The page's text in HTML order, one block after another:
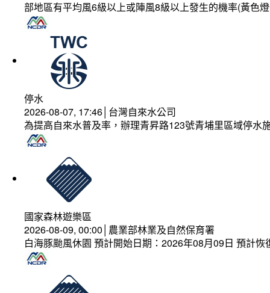
部地區有平均風6級以上或陣風8級以上發生的機率(黃色
停水
2026-08-07, 17:46│台灣自來水公司
為提高自來水普及率，辦理青昇路123號青埔里區域停水
國家森林遊樂區
2026-08-09, 00:00│農業部林業及自然保育署
白海豚颱風休園 預計開始日期：2026年08月09日 預計